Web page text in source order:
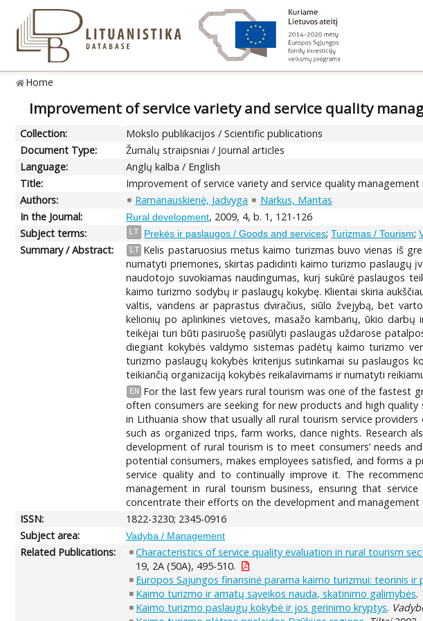
Home
Improvement of service variety and service quality
Collection:
Mokslo publikacijos / Scientific publications
Document Type:
Žurnalų straipsniai / Journal articles
Language:
Anglų kalba / English
Title:
Improvement of service variety and service quality management
Authors:
Ramanauskienė, Jadvyga
Narkus, Mantas
In the Journal:
Rural development, 2009, 4, b. 1, 121-126
Subject terms:
LT Prekės ir paslaugos / Goods and services;Turizmas / Tourism;
Summary / Abstract: LT Kelis pastaruosius metus kaimo turizmas buvo vienas iš
numatyti priemones, skirtas padidinti kaimo turizmo paslaugų
naudotojo suvokiamas naudingumas, kurį sukūrė paslaugos
kaimo turizmo sodybų ir paslaugų kokybę. Klientai skiria
valtis, vandens ar paprastus dviračius, siūlo žvejybą, bet
kelionių po aplinkines vietoves, masažo kambarių, ūkio
teikėjai turi būti pasiruošę pasiūlyti paslaugas uždarose
diegiant kokybės valdymo sistemas padėtų kaimo turizmo
turizmo paslaugų kokybės kriterijus sutinkamai su paslaugos
teikiančią organizaciją kokybės reikalavimams ir numatyti
EN
For the last few years rural tourism was one of the fastest
often consumers are seeking for new products and high
in Lithuania show that usually all rural tourism service
such as organized trips, farm works, dance nights. Research
development of rural tourism is to meet consumers’ needs
potential consumers, makes employees satisfied, and forms
service quality and to continually improve it. The
management in rural tourism business, ensuring that
concentrate their efforts on the development and management
ISSN:
1822-3230; 2345-0916
Subject area:
Vadyba / Management
Related Publications: Characteristics of service quality evaluation in rural tourism
19, 2A (50A), 495-510.
Europos Sąjungos finansinė parama kaimo turizmui: teorinis ir
Kaimo turizmo ir amatų sąveikos nauda, skatinimo galimybės.
Kaimo turizmo paslaugų kokybė ir jos gerinimo kryptys.